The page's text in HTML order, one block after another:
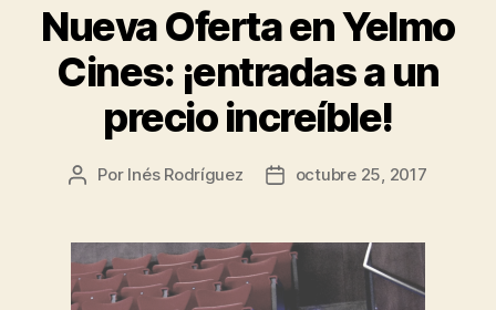
Nueva Oferta en Yelmo
Cines: ¡entradas a un
precio increíble!
Autor
entrada
Por Inés Rodríguez
Fecha
entrada
octubre 25, 2017